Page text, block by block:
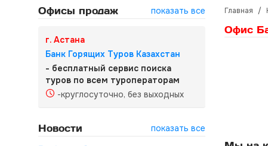
Офисы продаж показать все
г. Астана
Банк Горящих Туров Казахстан
- бесплатный сервис поиска
туров по всем туроператорам
-круглосуточно, без выходных
Новости
показать все
Главная /
Офис